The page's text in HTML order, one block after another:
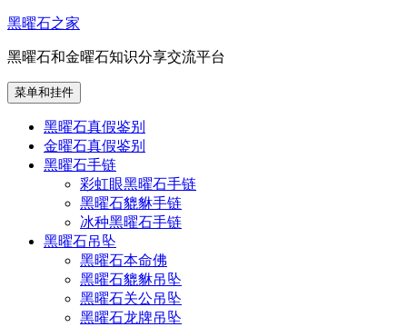
跳
内
容
黑曜石之家
黑曜石和金曜石知识分享交流平台
菜单和挂件
黑曜石真假鉴别
金曜石真假鉴别
黑曜石手链
彩虹眼黑曜石手链
黑曜石貔貅手链
冰种黑曜石手链
黑曜石吊坠
黑曜石本命佛
黑曜石貔貅吊坠
黑曜石关公吊坠
黑曜石龙牌吊坠